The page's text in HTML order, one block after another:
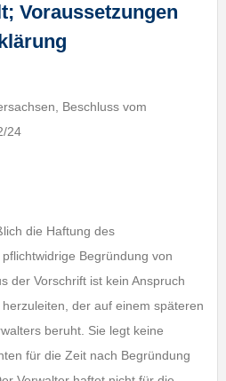
Voraussetzungen
Beschluss vom
24
die Haftung des
Begründung von
der Vorschrift ist kein Anspruch
der auf einem späteren
beruht. Sie legt keine
für die Zeit nach Begründung